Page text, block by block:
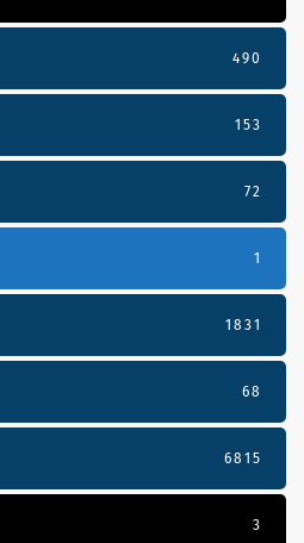
490
153
72
1
1831
68
6815
3